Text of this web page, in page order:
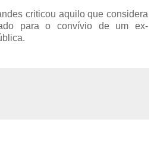
criticou aquilo que considera
para o convívio de um ex-